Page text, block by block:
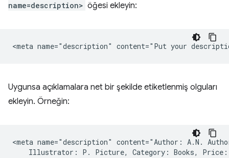
name=description> öğesi ekleyin:
Uygunsa açıklamalara net bir şekilde etiketlenmiş olguları
ekleyin. Örneğin:
<meta name="description" content="Author: A.N.
Illustrator: P. Picture, Category: Books,